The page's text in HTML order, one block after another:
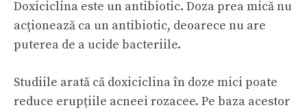
Doxiciclina este un antibiotic. Doza prea mică nu
acționează ca un antibiotic, deoarece nu are
puterea de a ucide bacteriile.
Studiile arată că doxiciclina în doze mici poate
reduce erupțiile acneei rozacee. Pe baza acestor